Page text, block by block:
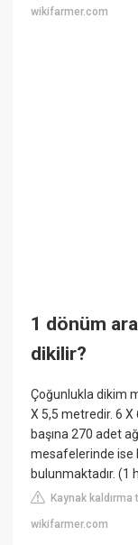
wikifarmer.com
1 dönüm
dikilir?
Çoğunlukla dikim
X 5,5 metredir. 6
başına 270 adet
mesafelerinde ise
bulunmaktadır. (1
Kaynak kaldırma
wikifarmer.com